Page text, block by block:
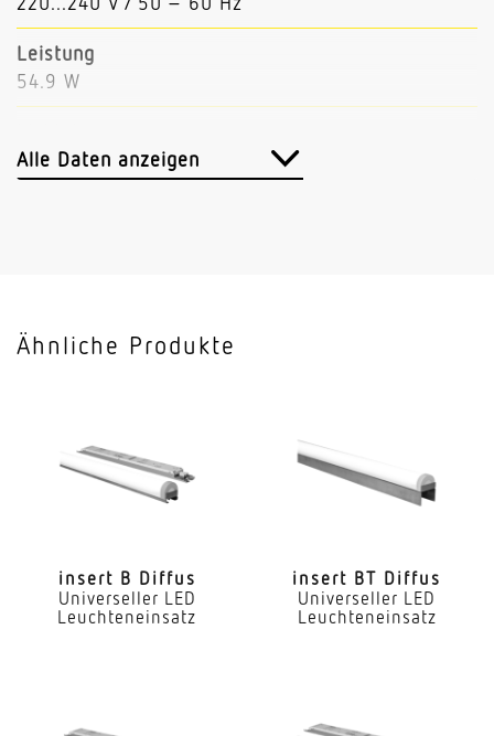
Leistung
54.9 W
9231 lm
Dimmung DALI
Farbtemperatur
4000 K
Alle Daten anzeigen
Ähnliche Produkte
insert B Diffus
Universeller LED
Leuchteneinsatz
insert BT Diffus
Universeller LED
Leuchteneinsatz